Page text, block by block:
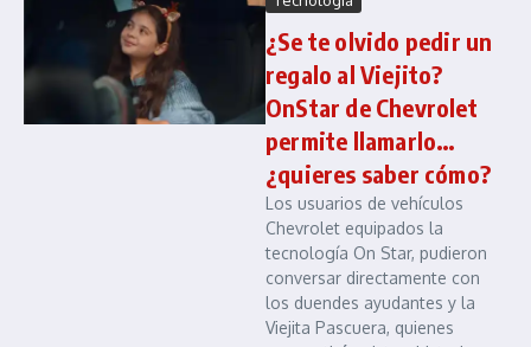
¿Se te olvido pedir un
regalo al Viejito?
OnStar de Chevrolet
permite llamarlo…
¿quieres saber cómo?
Los usuarios de vehículos
Chevrolet equipados la
tecnología On Star, pudieron
conversar directamente con
los duendes ayudantes y la
Viejita Pascuera, quienes